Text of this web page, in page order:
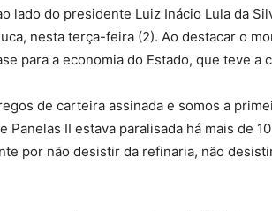
lado do presidente Luiz Inácio Lula da
nesta terça-feira (2). Ao destacar o
para a economia do Estado, que teve a
de carteira assinada e somos a
II estava paralisada há mais de
por não desistir da refinaria, não